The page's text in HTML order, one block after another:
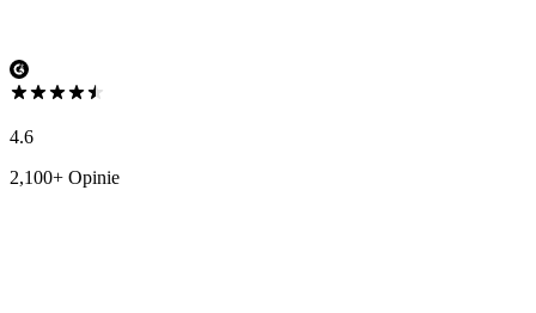
4.6
2,100+ Opinie